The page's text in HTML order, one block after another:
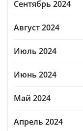
Сентябрь 2024
Август 2024
Июль 2024
Июнь 2024
Май 2024
Апрель 2024